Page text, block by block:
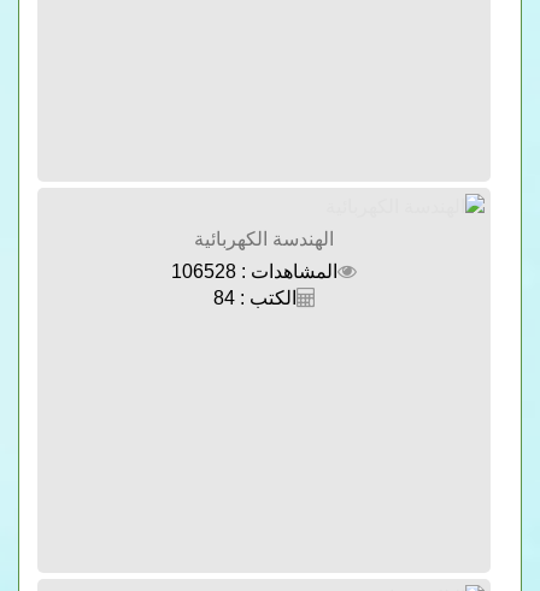
الهندسة الكهربائية
المشاهدات : 106528
الكتب : 84